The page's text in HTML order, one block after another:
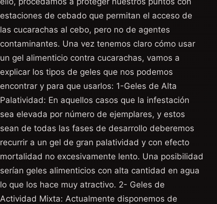
estaciones de cebado que permitan el acceso de
las cucarachas al cebo, pero no de agentes
contaminantes. Una vez tenemos claro cómo usar
un gel alimenticio contra cucarachas, vamos a
explicar los tipos de geles que nos podemos
encontrar y para que usarlos: 1-Geles de Alta
Palatividad: En aquellos casos que la infestación
sea elevada por número de ejemplares, y estos
sean de todas las fases de desarrollo deberemos
recurrir a un gel de gran palatividad y con efecto
mortalidad no excesivamente lento. Una posibilidad
serían geles alimenticios con alta cantidad en agua
lo que los hace muy atractivo. 2- Geles de
Actividad Mixta: Actualmente disponemos de